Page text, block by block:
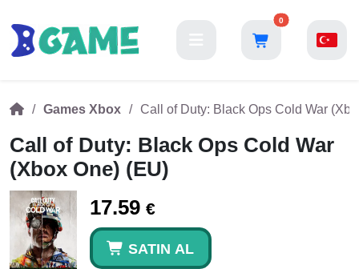
0
Games Xbox Call of Duty: Black Ops Cold War
Call of Duty: Black Ops Cold War
(Xbox One) (EU)
17.59 €
SATIN AL